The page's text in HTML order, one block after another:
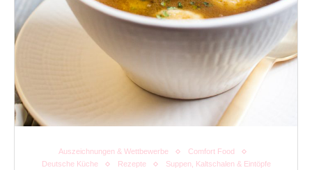
Auszeichnungen & Wettbewerbe
Comfort Food
Deutsche Küche
Rezepte Suppen, Kaltschalen & Eintöpfe